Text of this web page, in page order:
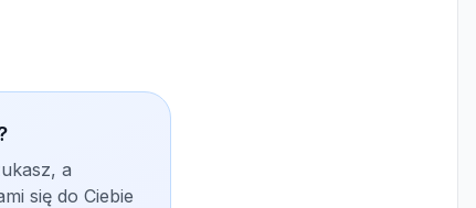
a
się do Ciebie